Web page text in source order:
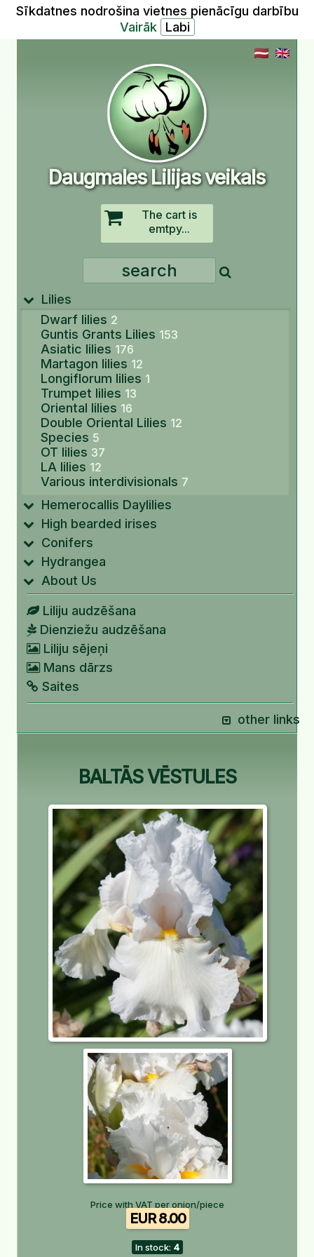
Sīkdatnes nodrošina vietnes pienācīgu darbību
Vairāk
Daugmales Lilijas veikals
The cart is
emtpy...
Lilies
Dwarf lilies 2
Guntis Grants Lilies 153
Asiatic lilies 176
Martagon lilies 12
Longiflorum lilies 1
Trumpet lilies 13
Oriental lilies 16
Double Oriental Lilies 12
Species 5
OT lilies 37
LA lilies 12
Various interdivisionals 7
Hemerocallis Daylilies
High bearded irises
Conifers
Hydrangea
About Us
Liliju audzēšana
Dienziežu audzēšana
Liliju sējeņi
Mans dārzs
Saites
other links
BALTĀS VĒSTULES
Price with VAT per onion/piece
EUR 8.00
In stock: 4